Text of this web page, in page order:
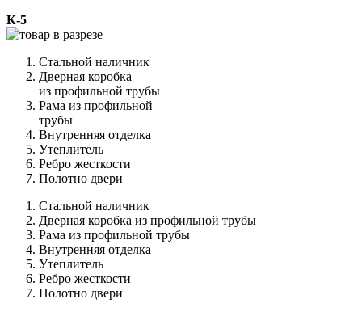
К-5
Стальной наличник
Дверная коробка
из профильной трубы
Рама из профильной
трубы
Внутренняя отделка
Утеплитель
Ребро жесткости
Полотно двери
Стальной наличник
Дверная коробка из профильной трубы
Рама из профильной трубы
Внутренняя отделка
Утеплитель
Ребро жесткости
Полотно двери